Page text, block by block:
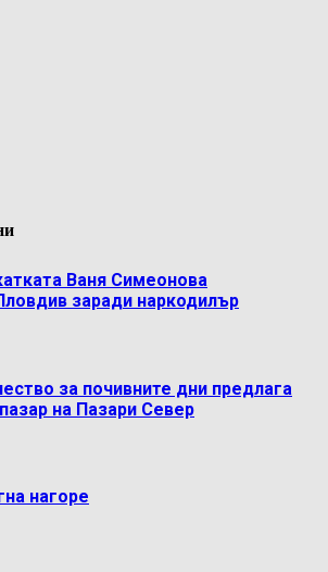
Ваня Симеонова
заради наркодилър
за почивните дни предлага
на Пазари Север
нагоре